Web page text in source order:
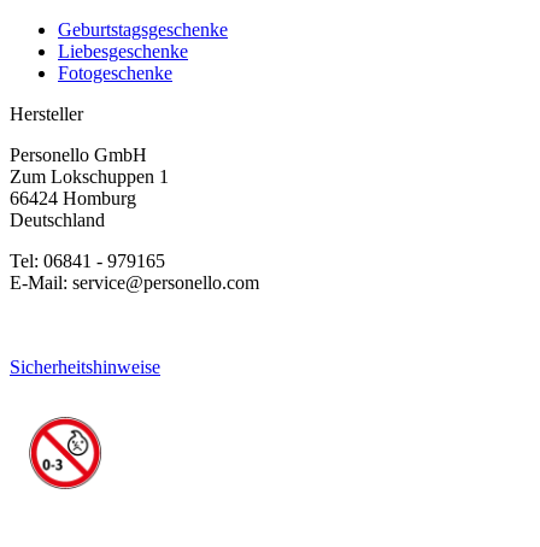
Geburtstagsgeschenke
Liebesgeschenke
Fotogeschenke
Hersteller
Personello GmbH
Zum Lokschuppen 1
66424 Homburg
Deutschland
Tel: 06841 - 979165
E-Mail: service@personello.com
Sicherheitshinweise